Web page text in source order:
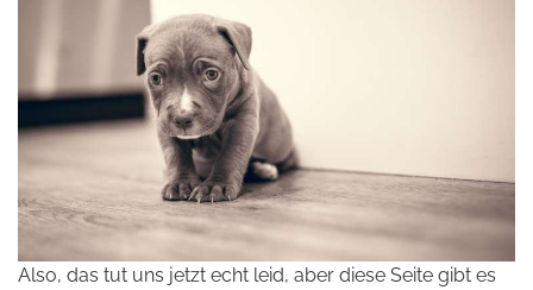
Also, das tut uns jetzt echt leid, aber diese Seite gibt es